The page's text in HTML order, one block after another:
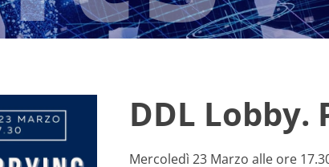
DDL
Mercoledì 23 Marzo alle ore